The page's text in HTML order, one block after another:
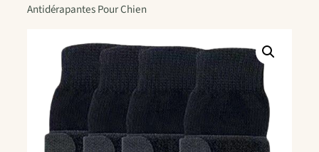
Antidérapantes Pour Chien